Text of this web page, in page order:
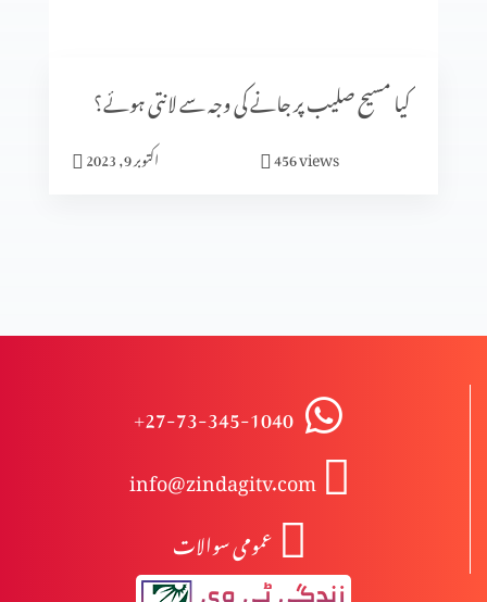
تاریخ میں پیشنگوئیوں کا کردار (حصہ 2)
ابیونی ابتدائی مسیح کیوں نہیں ہوسکتے؟
مسیح کی پرستش تاریخ میں
کیا مسیح صلیب پر جانے کی وجہ سے لانتی ہوئے؟
اکتوبر 9, 2023 456views
+27-73-345-1040
info@zindagitv.com
عمومی سوالات